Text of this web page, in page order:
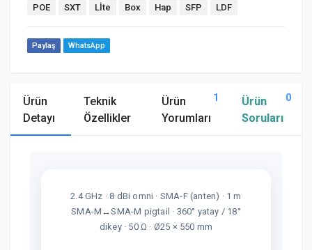
POE
SXT Lİte Box Hap SFP LDF
Paylaş WhatsApp
Ürün
Detayı
Teknik
Özellikler
Ürün
Yorumları
1
Ürün
Soruları
0
2.4 GHz · 8 dBi omni · SMA-F (anten) · 1 m
SMA-M↔SMA-M pigtail · 360° yatay / 18°
dikey · 50 Ω · Ø25 × 550 mm